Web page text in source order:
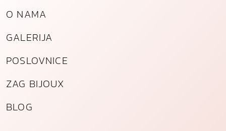
O NAMA
GALERIJA
POSLOVNICE
ZAG BIJOUX
BLOG